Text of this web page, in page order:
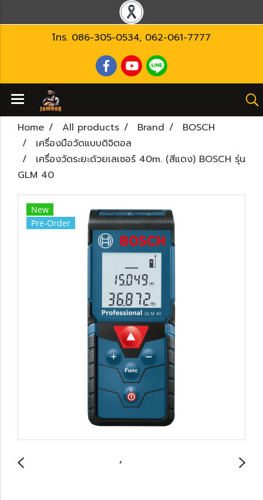
โทร. 086-305-0534, 062-061-7777
Home All products Brand
BOSCH
เครื่องมือวัดแบบดิจิตอล
เครื่องวัดระยะด้วยเลเซอร์ 40m. (สีแดง) BOSCH รุ่น
GLM 40
New
Pre-Order